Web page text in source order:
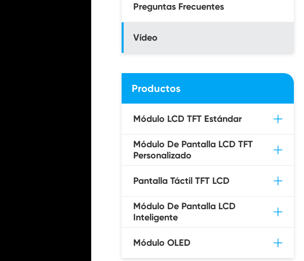
Preguntas Frecuentes
Vídeo
Productos
Módulo LCD TFT Estándar
Módulo De Pantalla LCD TFT
Personalizado
Pantalla Táctil TFT LCD
Módulo De Pantalla LCD
Inteligente
Módulo OLED